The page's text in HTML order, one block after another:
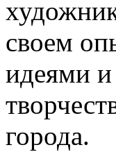
своем
идеями
города.